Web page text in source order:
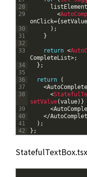
28
29
30
31
32
33
34
35
36
37
38
39
40
41
42
<
onClick={ setValue
) ;
}
return <
CompleteList>;
} ;
return
(
<
<
setValue(value) }
<
</
) ;
} ;
StatefulTextBox.tsx